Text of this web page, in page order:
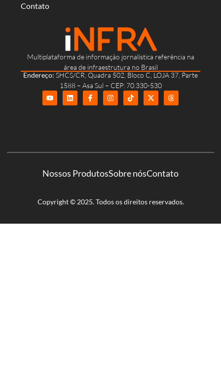
Multiplataforma de informação jornalística referência na
área de infraestrutura no Brasil
Endereço: SHCS/CR, Quadra 502, Bloco C, LOJA 37, Parte
1588 – Asa Sul – CEP: 70.330-530
Contato
Nossos ProdutosSobre nósContato
Copyright © 2025. Todos os direitos reservados.